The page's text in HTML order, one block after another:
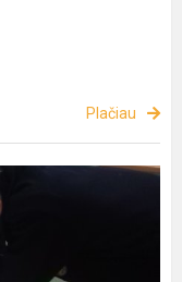
Plačiau